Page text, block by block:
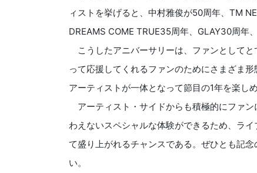
ィストを挙げると、中村雅俊が50周年、TM
DREAMS COME TRUE35周年、GLAY30周年
こうしたアニバーサリーは、ファンとして
って応援してくれるファンのためにさまざま
アーティストが一体となって節目の1年を楽し
アーティスト・サイドからも積極的にファ
わえないスペシャルな体験ができるため、ラ
て盛り上がれるチャンスである。ぜひとも記
い。